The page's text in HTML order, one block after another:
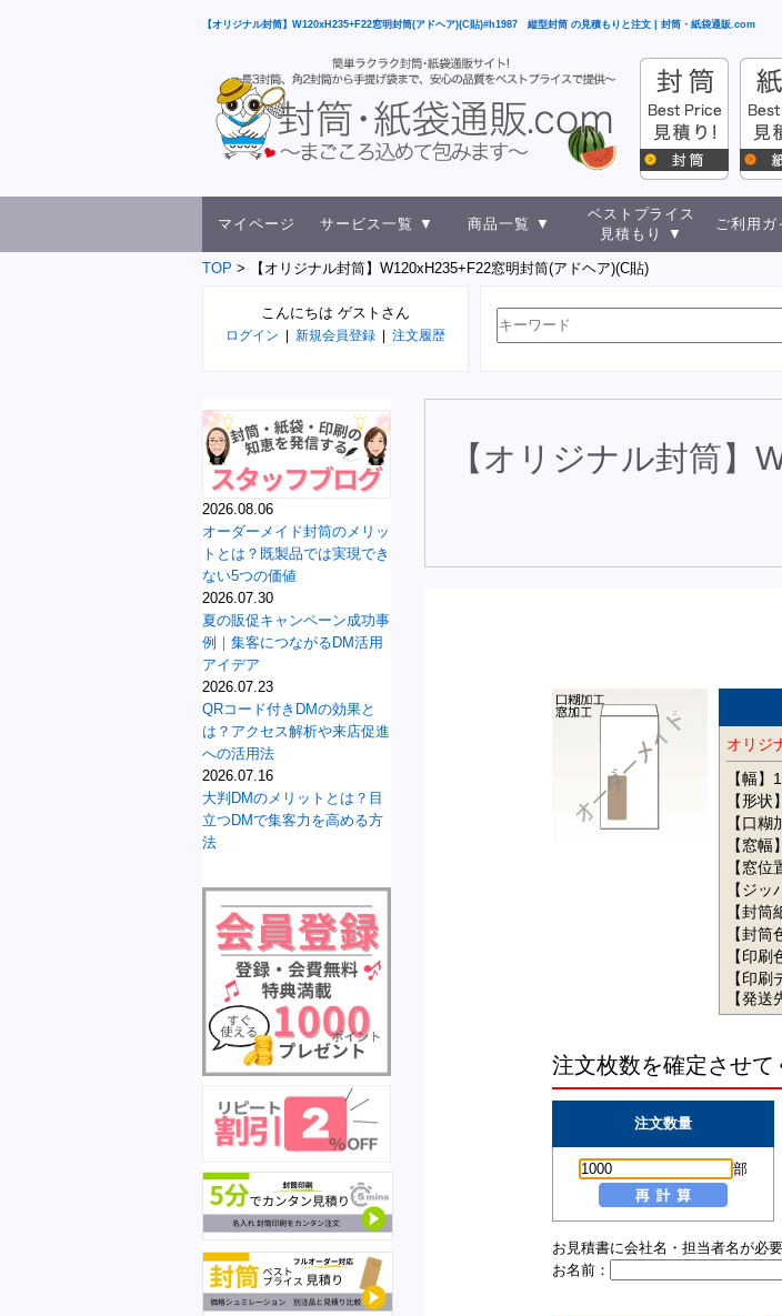
【オリジナル封筒】W120xH235+F22窓明封筒(アドヘア)(C貼)#h1987 縦型封筒 の見積もりと注文 | 封筒・紙袋通販.com
マイページ サービス一覧 ▼ 商品一覧 ▼
ベストプライス
見積もり ▼
ご利用ガ
TOP 【オリジナル封筒】W120xH235+F22窓明封筒(アドヘア)(C貼)
こんにちは ゲストさん
ログイン 新規会員登録 注文履歴
2026.08.06
オーダーメイド封筒のメリッ
トとは？既製品では実現でき
ない5つの価値
2026.07.30
夏の販促キャンペーン成功事
例｜集客につながるDM活用
アイデア
2026.07.23
QRコード付きDMの効果と
は？アクセス解析や来店促進
への活用法
2026.07.16
大判DMのメリットとは？目
立つDMで集客力を高める方
法
【オリジナル封筒】
オリジ
【幅】
【形状
【口
【窓幅
【窓
【ジ
【封
【封筒
【印
【印
【発
注文枚数を確定させて
注文数量
部
お見積書に会社名・担当者名が必
お名前：